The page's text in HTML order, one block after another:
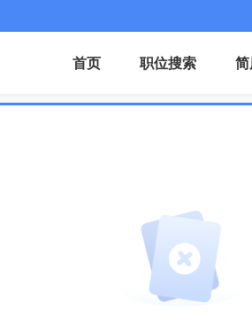
首页 职位搜索 简